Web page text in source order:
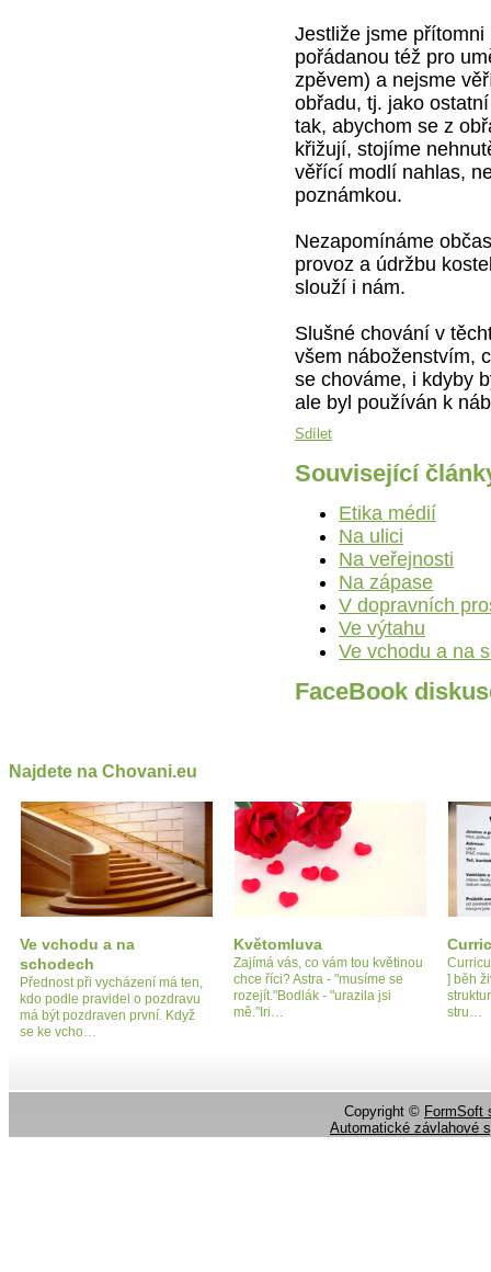
Jestliže jsme
pořádanou též pro
zpěvem) a nejsme
obřadu, tj. jako
tak, abychom se z
křižují, stojíme
věřící modlí nahlas,
poznámkou.
Nezapomínáme
provoz a údržbu
slouží i nám.
Slušné chování v
všem náboženstvím,
se chováme, i kdyby
ale byl používán k
Sdílet
Související
Etika médií
Na ulici
Na veřejnosti
Na zápase
V dopravních
Ve výtahu
Ve vchodu a na
FaceBook
Najdete na Chovani.eu
Ve vchodu a na
schodech
Přednost při vycházení má ten,
kdo podle pravidel o pozdravu
má být pozdraven první. Když
se ke vcho…
Květomluva
Zajímá vás, co vám tou květinou
chce říci? Astra - "musíme se
rozejít."Bodlák - "urazila jsi
mě."Iri…
] běh
stru…
Copyright © FormSoft
Automatické závlahové